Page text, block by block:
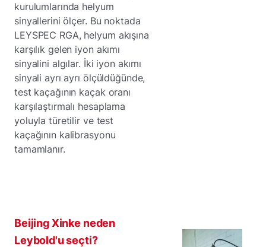
kurulumlarında helyum
sinyallerini ölçer. Bu noktada
LEYSPEC RGA, helyum akışına
karşılık gelen iyon akımı
sinyalini algılar. İki iyon akımı
sinyali ayrı ayrı ölçüldüğünde,
test kaçağının kaçak oranı
karşılaştırmalı hesaplama
yoluyla türetilir ve test
kaçağının kalibrasyonu
tamamlanır.
Beijing Xinke neden
Leybold'u seçti?